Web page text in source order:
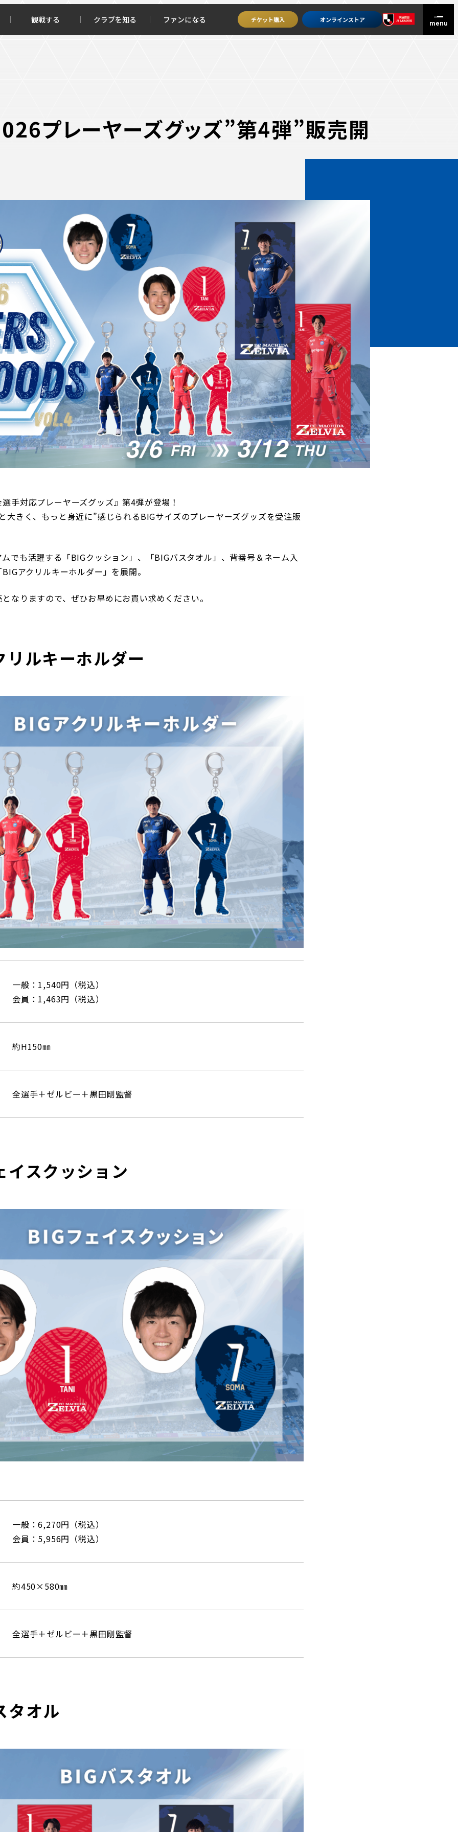
観戦する クラブを知る ファンになる チケット購入 オンラインストア
タ
ゴールランキング
ップ
買う
購入
購入手順
販売スケジュール
を知る
ムアクセス
ムマップ
知る
ム観戦ガイド
ー＆ルール
の観戦
管理規程
ＦＣ町田ゼルビアについて
選手・スタッフ紹介
ファンになるトップ
ファンクラブ
クラブゼルビスタへの入会
シーズンシート
ＦＣ町田ゼルビアをサポート
トレーニングの見学・ファンサービ
ス
ボランティア
ＦＣ町田ゼルビアカレンダー
三輪緑山ベースを利用
三輪緑山ベースご利用案内
オンラインストア
ホームタウントップ
ゼルビアアシスト募集
ゼルビアアシスト協賛企業一覧
ゼルナビ
ゼル塾
ＦＣ町田ゼルビアスポーツクラブ
ＦＣ町田ゼルビアアカデミー
ゼルビアフットサルパーク
プレーヤーズグッズ”第4弾”販売開
手対応プレーヤーズグッズ』第4弾が登場！
大きく、もっと身近に”感じられるBIGサイズのプレーヤーズグッズを受注販
でも活躍する「BIGクッション」、「BIGバスタオル」、背番号＆ネーム入
アクリルキーホルダー」を展開。
なりますので、ぜひお早めにお買い求めください。
リルキーホルダー
一般：1,540円（税込）
会員：1,463円（税込）
約H150㎜
全選手＋ゼルビー＋黒田剛監督
イスクッション
一般：6,270円（税込）
会員：5,956円（税込）
約450×580㎜
全選手＋ゼルビー＋黒田剛監督
タオル